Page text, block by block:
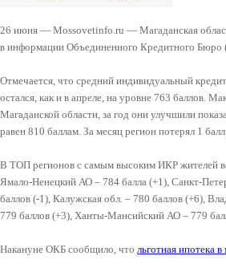
26 июня — Mossovetinfo.ru — Магаданская
в информации Объединенного Кредитного Бюро
Отмечается, что средний индивидуальный
остался, как и в апреле, на уровне 763 баллов.
Магаданской области, за год они улучшили
равен 810 баллам. За месяц регион потерял 1
В ТОП регионов с самым высоким ИКР жителей
Ямало-Ненецкий АО – 784 балла (+1), Санкт-
баллов (-1), Калужская обл. – 780 баллов (+6),
779 баллов (+3), Ханты-Мансийский АО – 779
Накануне ОКБ сообщило, что льготная ипотека